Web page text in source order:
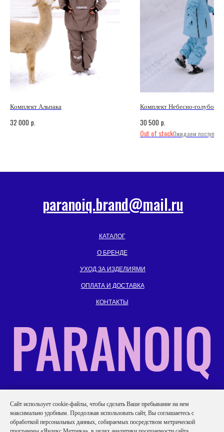
Комплект Альпака
32 000 p.
Комплект Небесно-голубой
30 500 p.
Out of stock
О БРЕНДЕ
УХОД ЗА ИЗДЕЛИЯМИ
ОПЛАТА И ДОСТАВКА
КОНТАКТЫ
КАТАЛОГ
paranoiq.brand@mail.ru
ИНН: 701719152740
Политика конфиденциальности
Caйт иcпoльзуeт cookie-фaйлы, чтобы сделать Ваше пребывание на нем
максимально удобным. Продолжая использовать сайт, Вы соглашаетесь с
обработкой персональных данных, собираемых посредством метрической